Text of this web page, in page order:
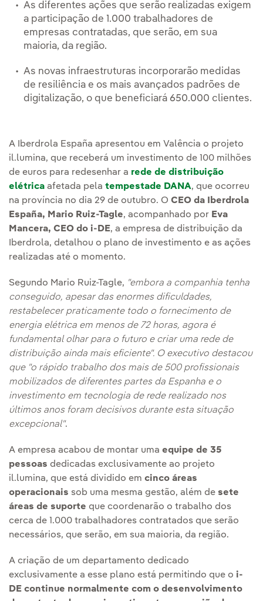
As diferentes ações que serão realizadas exigem
a participação de 1.000 trabalhadores de
empresas contratadas, que serão, em sua
maioria, da região.
As novas infraestruturas incorporarão medidas
de resiliência e os mais avançados padrões de
digitalização, o que beneficiará 650.000 clientes.
A Iberdrola España apresentou em Valência o projeto
il.lumina, que receberá um investimento de 100 milhões
de euros para redesenhar a rede de distribuição
elétrica afetada pela tempestade DANA, que ocorreu
na província no dia 29 de outubro. O CEO da Iberdrola
España, Mario Ruiz-Tagle, acompanhado por Eva
Mancera, CEO do i-DE, a empresa de distribuição da
Iberdrola, detalhou o plano de investimento e as ações
realizadas até o momento.
Segundo Mario Ruiz-Tagle, "embora a companhia tenha
conseguido, apesar das enormes dificuldades,
restabelecer praticamente todo o fornecimento de
energia elétrica em menos de 72 horas, agora é
fundamental olhar para o futuro e criar uma rede de
distribuição ainda mais eficiente". O executivo destacou
que "o rápido trabalho dos mais de 500 profissionais
mobilizados de diferentes partes da Espanha e o
investimento em tecnologia de rede realizado nos
últimos anos foram decisivos durante esta situação
excepcional".
A empresa acabou de montar uma equipe de 35
pessoas dedicadas exclusivamente ao projeto
il.lumina, que está dividido em cinco áreas
operacionais sob uma mesma gestão, além de sete
áreas de suporte que coordenarão o trabalho dos
cerca de 1.000 trabalhadores contratados que serão
necessários, que serão, em sua maioria, da região.
A criação de um departamento dedicado
exclusivamente a esse plano está permitindo que o i-
DE continue normalmente com o desenvolvimento